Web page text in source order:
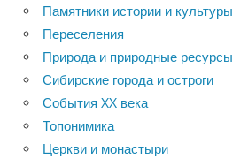
Памятники истории и культуры
Переселения
Природа и природные ресурсы
Сибирские города и остроги
События XX века
Топонимика
Церкви и монастыри